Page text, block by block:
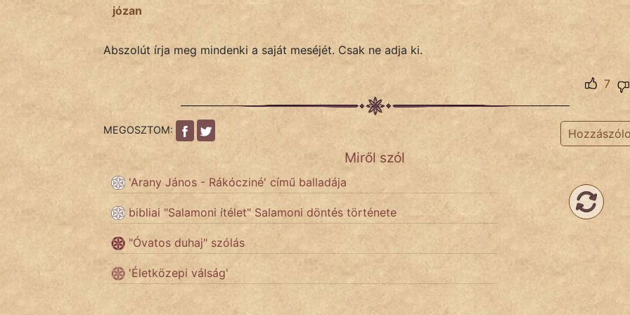
józan
Abszolút írja meg mindenki a saját meséjét. Csak ne adja ki.
7
MEGOSZTOM:
Miről szól
'Arany János - Rákócziné' című balladája
bibliai "Salamoni ítélet" Salamoni döntés története
"Óvatos duhaj" szólás
'Életközepi válság'